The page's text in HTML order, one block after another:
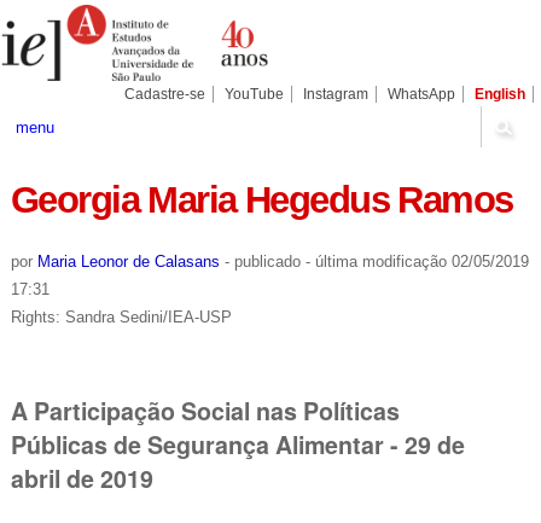
para
conteúdo.
Pessoais
Cadastre-se YouTube Instagram WhatsApp English
menu
Georgia Maria Hegedus Ramos
por Maria Leonor de Calasans - publicado - última modificação02/05/2019
17:31
Rights: Sandra Sedini/IEA-USP
A Participação Social nas Políticas
Públicas de Segurança Alimentar - 29 de
abril de 2019